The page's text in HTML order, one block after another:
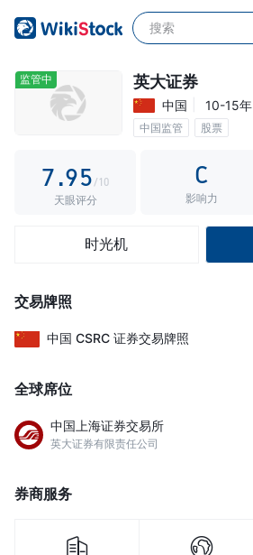
监管中 英大证券
中国 10-15年
中国监管 股票
2
4
5
7
8
.
4
6
7
9
0
2
3
5
6
7
/10
天眼评分
C
影响力
时光机
交易牌照
中国 CSRC 证券交易牌照
全球席位
中国上海证券交易所
英大证券有限责任公司
券商服务